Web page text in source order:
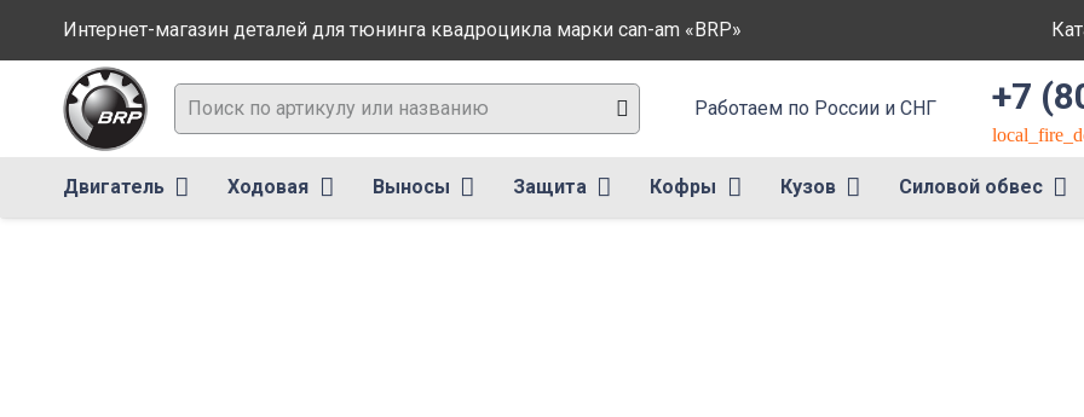
Интернет-магазин деталей для тюнинга квадроцикла марки can-am «BRP»
Работаем по России и СНГ +7
Двигатель Ходовая Выносы Защита Кофры Кузов Силовой обвес